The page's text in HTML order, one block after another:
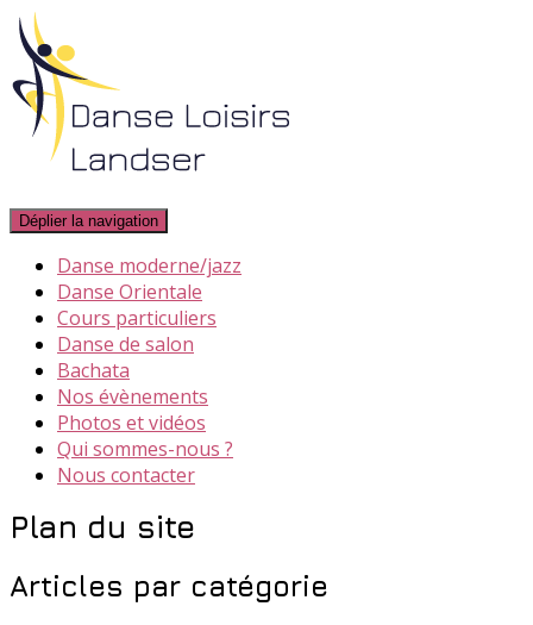
Déplier la navigation
Danse moderne/jazz
Danse Orientale
Cours particuliers
Danse de salon
Bachata
Nos évènements
Photos et vidéos
Qui sommes-nous ?
Nous contacter
Plan du site
Articles par catégorie